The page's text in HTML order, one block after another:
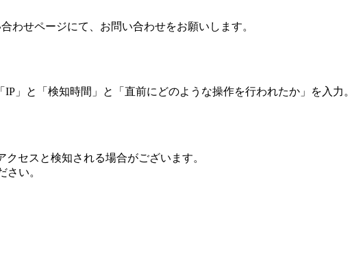
わせページにて、お問い合わせをお願いします。
」と「検知時間」と「直前にどのような操作を行われたか」を入力。
セスと検知される場合がございます。
い。